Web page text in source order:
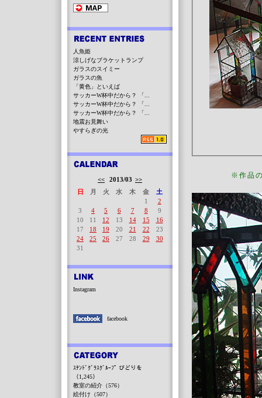
※作品
人魚姫
涼しげなブラケットランプ
ガラスのスイミー
ガラスの魚
「黄色」といえば
サッカーW杯中だから？ 「...
サッカーW杯中だから？ 「...
サッカーW杯中だから？ 「...
地震お見舞い
やすらぎの光
<< 2013/03 >>
日
月 火 水 木 金
土
1
2
3
4 5 6 7 8
9
10
11 12 13 14 15
16
17
18 19 20 21 22
23
24
25 26 27 28 29
30
31
Instagram
facebook
ｽﾃﾝﾄﾞｸﾞﾗｽｸﾞﾙｰﾌﾟ びどりを
（1,245）
教室の紹介（576）
絵付け（507）